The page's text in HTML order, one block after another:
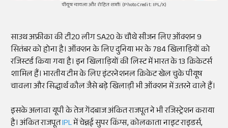
पीयूष चावला और रोहित शर्मा। (Photo Credit: IPL/X)
साउथअफ्रीकाकी टी20लीगSA20के चौथे सीजन लिएऑक्शन9
सितंबर को होना है।ऑक्शनके लिए दुनिया भर के 784 खिलाड़ियों को
रजिस्टर्डकिया गया है। इन खिलाड़ियों कीलिस्टमें भारत के 13क्रिकेटर्स
शामिल हैं। भारतीय टीम के लिए इंटरनेशनल क्रिकेट खेल चुके पीयूष
चावलाऔर सिद्धार्थ कौल जैसे बड़े खिलाड़ी भीऑक्शनमें उतरने वाले हैं।
इसके अलावा यूपी के तेज गेंदबाज अंकित राजपूत ने भीरजिस्ट्रेशनकराया
है। अंकित राजपूतIPLमें चेन्नईसुपरकिंग्स, कोलकातानाइटराइडर्स,